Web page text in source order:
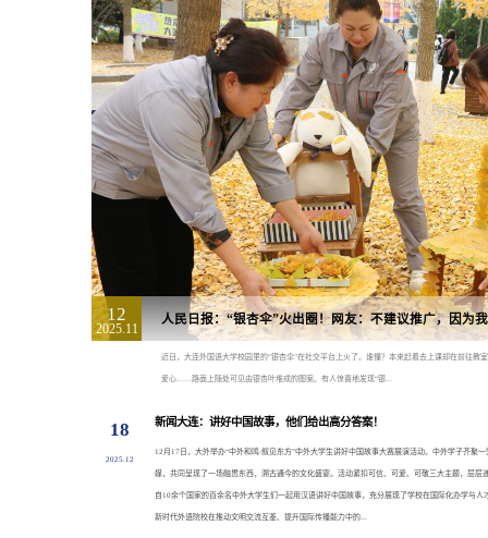
12
2025.11
人民日报：“银杏伞”火出圈！网友：不建议推广，因为
近日，大连外国语大学校园里的“银杏伞”在社交平台上火了。谁懂？本来赶着去上课却在前往教
爱心……路面上随处可见由银杏叶堆成的图案。有人惊喜地发现“银...
18
2025.12
新闻大连：讲好中国故事，他们给出高分答案！
​12月17日，大外举办“中外和鸣·叙见东方”中外大学生讲好中国故事大赛展演活动。中外学子齐聚
媒，共同呈现了一场融贯东西，溯古通今的文化盛宴。活动紧扣可信、可爱、可敬三大主题，层层
自10余个国家的百余名中外大学生们一起用汉语讲好中国故事，充分展现了学校在国际化办学与人
新时代外语院校在推动文明交流互鉴、提升国际传播能力中的...